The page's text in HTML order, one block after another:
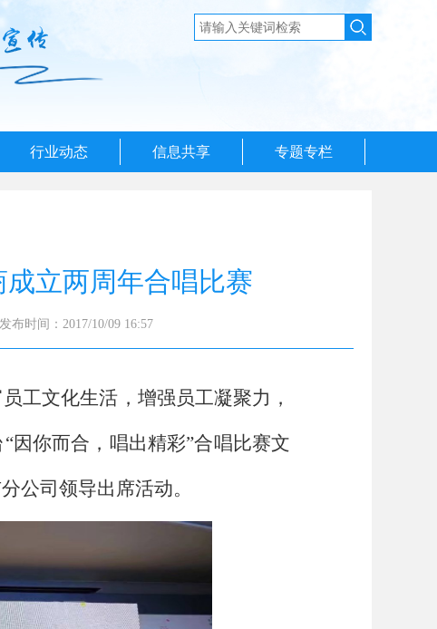
行业动态 信息共享 专题专栏
立两周年合唱比赛
发布时间：2017/10/09 16:57
工文化生活，增强员工凝聚力，
因你而合，唱出精彩”合唱比赛文
公司领导出席活动。